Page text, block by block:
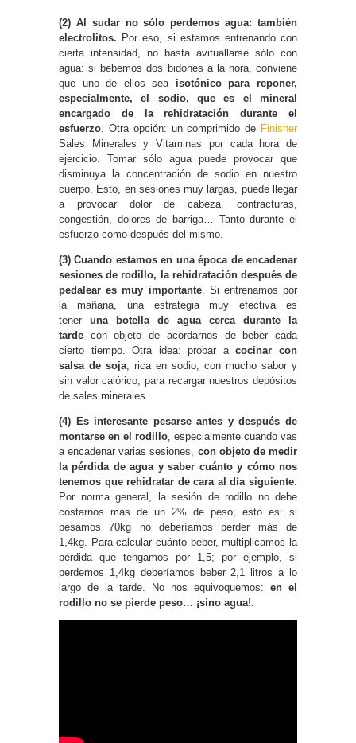
(2) Al sudar no sólo perdemos agua: también
electrolitos. Por eso, si estamos entrenando con
cierta intensidad, no basta avituallarse sólo con
agua: si bebemos dos bidones a la hora, conviene
que uno de ellos sea isotónico para reponer,
especialmente, el sodio, que es el mineral
encargado de la rehidratación durante el
esfuerzo . Otra opción: un comprimido de Finisher
Sales Minerales y Vitaminas por cada hora de
ejercicio. Tomar sólo agua puede provocar que
disminuya la concentración de sodio en nuestro
cuerpo. Esto, en sesiones muy largas, puede llegar
a provocar dolor de cabeza, contracturas,
congestión, dolores de barriga… Tanto durante el
esfuerzo como después del mismo.
(3) Cuando estamos en una época de encadenar
sesiones de rodillo, la rehidratación después de
pedalear es muy importante. Si entrenamos por
la mañana, una estrategia muy efectiva es
tener una botella de agua cerca durante la
tarde con objeto de acordarnos de beber cada
cierto tiempo. Otra idea: probar acocinar con
salsa de soja , rica en sodio, con mucho sabor y
sin valor calórico, para recargar nuestros depósitos
de sales minerales.
(4) Es interesante pesarse antes y después de
montarse en el rodillo , especialmente cuando vas
a encadenar varias sesiones, con objeto de medir
la pérdida de agua y saber cuánto y cómo nos
tenemos que rehidratar de cara al día siguiente
Por norma general, la sesión de rodillo no debe
costarnos más de un 2% de peso; esto es: si
pesamos 70kg no deberíamos perder más de
1,4kg. Para calcular cuánto beber, multiplicamos la
pérdida que tengamos por 1,5; por ejemplo, si
perdemos 1,4kg deberíamos beber 2,1 litros a lo
largo de la tarde. No nos equivoquemos: en el
rodillo no se pierde peso… ¡sino agua!.